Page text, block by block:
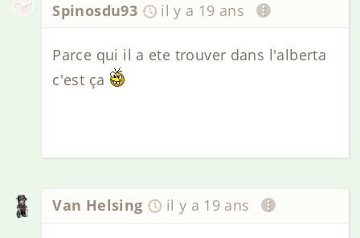
Spinosdu93 il y a 19 ans
Parce qui il a ete trouver dans l'alberta
c'est ça
Van Helsing il y a 19 ans